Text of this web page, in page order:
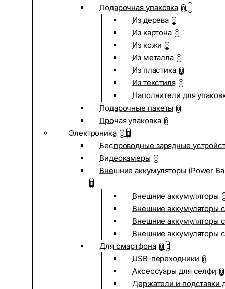
Подарочная упаковка 0
Из дерева 0
Из картона 0
Из кожи 0
Из металла 0
Из пластика 0
Из текстиля 0
Наполнители для
Подарочные пакеты 0
Прочая упаковка 0
Электроника 0
Беспроводные зарядные
Видеокамеры 0
Внешние аккумуляторы (Power
Внешние аккумуляторы
Внешние аккумуляторы
Внешние аккумуляторы
Внешние аккумуляторы
Для смартфона 0
USB-переходники 0
Аксессуары для селфи 0
Держатели и подставки